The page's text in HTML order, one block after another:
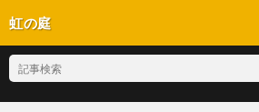
虹の庭